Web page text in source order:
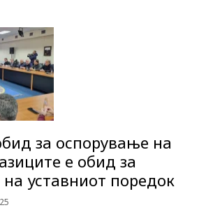
за оспорување на
е обид за
уставниот поредок